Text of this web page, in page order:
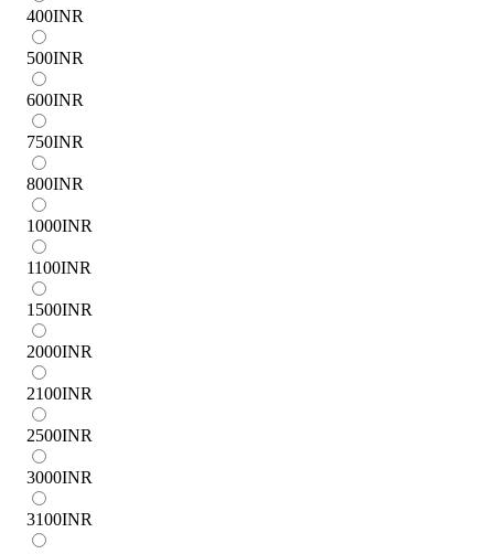
400INR
500INR
600INR
750INR
800INR
1000INR
1100INR
1500INR
2000INR
2100INR
2500INR
3000INR
3100INR